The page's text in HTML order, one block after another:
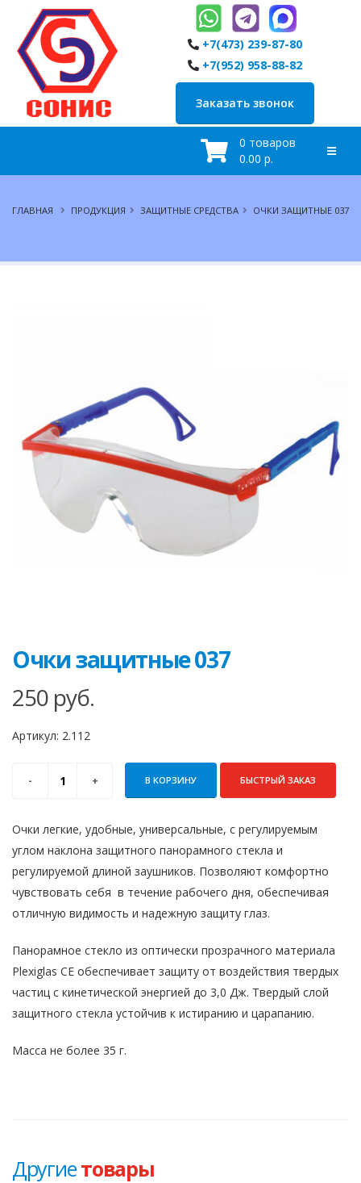
+7(473) 239-87-80
+7(952) 958-88-82
Заказать звонок
0 товаров
0.00 р.
ГЛАВНАЯ ПРОДУКЦИЯ ЗАЩИТНЫЕ СРЕДСТВА ОЧКИ ЗАЩИТНЫЕ 037
Очки защитные 037
250 руб.
Артикул: 2.112
В КОРЗИНУ БЫСТРЫЙ ЗАКАЗ
Очки легкие, удобные, универсальные, с регулируемым
углом наклона защитного панорамного стекла и
регулируемой длиной заушников. Позволяют комфортно
чувствовать себя в течение рабочего дня, обеспечивая
отличную видимость и надежную защиту глаз.
Панорамное стекло из оптически прозрачного материала
Plexiglas СЕ обеспечивает защиту от воздействия твердых
частиц с кинетической энергией до 3,0 Дж. Твердый слой
защитного стекла устойчив к истиранию и царапа­нию.
Масса не более 35 г.
Другиетовары